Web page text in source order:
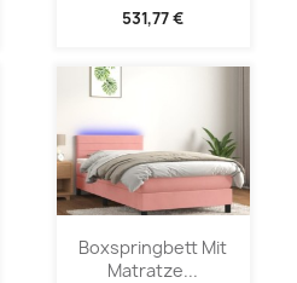
531,77 €
Boxspringbett Mit
Matratze...